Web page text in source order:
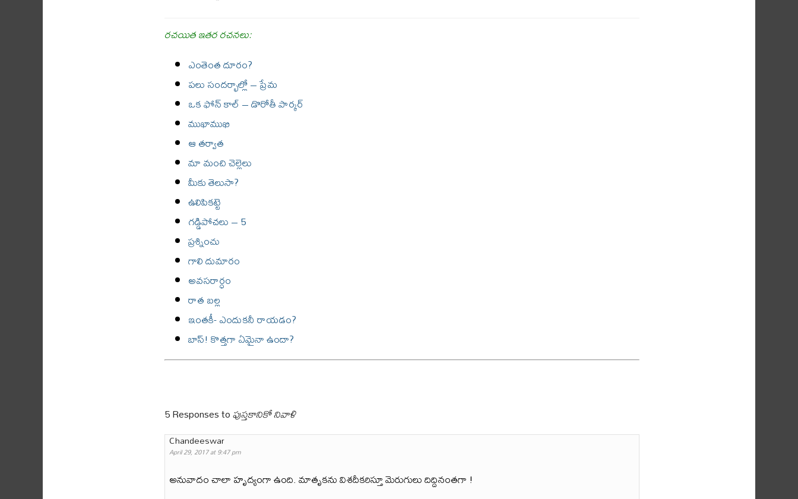
రచయిత ఇతర రచనలు:
ఎంతెంత దూరం?
పలు సందర్భాల్లో – ప్రేమ
ఒక ఫోన్ కాల్ – డొరోతీ పార్కర్
ముఖాముఖి
ఆ తర్వాత
మా మంచి చెల్లెలు
మీకు తెలుసా?
ఉలిపికట్టె
గడ్డిపోచలు – 5
ప్రశ్నించు
గాలి దుమారం
అవసరార్ధం
రాత బల్ల
ఇంతకీ- ఎందుకనీ రాయడం?
బాస్! కొత్తగా ఏమైనా ఉందా?
5 Responses toపుస్తకానికో నివాళి
Chandeeswar
April 29, 2017 at 9:47 pm
అనువాదం చాలా హృద్యంగా ఉంది. మాతృకను విశదీకరిస్తూ మెరుగులు దిద్దినంతగా !